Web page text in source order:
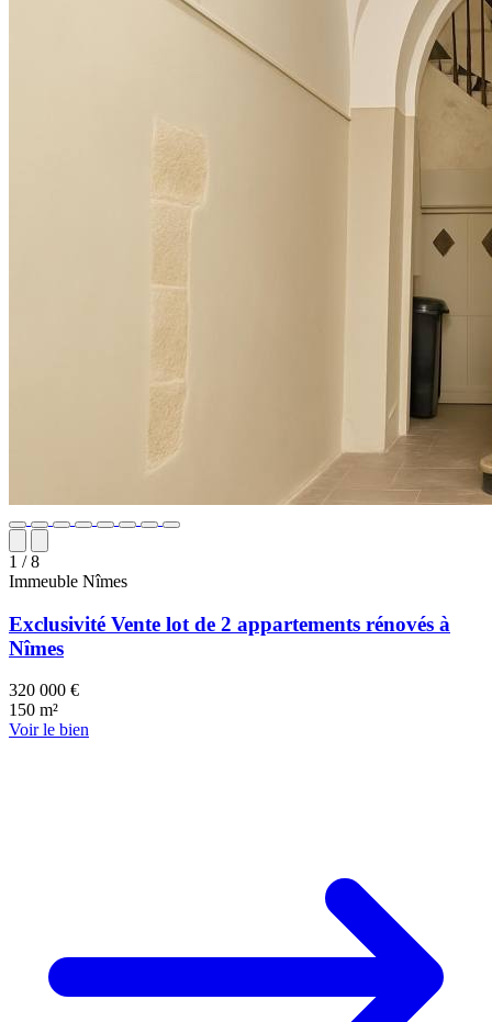
1 / 8
Immeuble Nîmes
Exclusivité Vente lot de 2 appartements rénovés à
Nîmes
320 000 €
150 m²
Voir le bien
95 k€